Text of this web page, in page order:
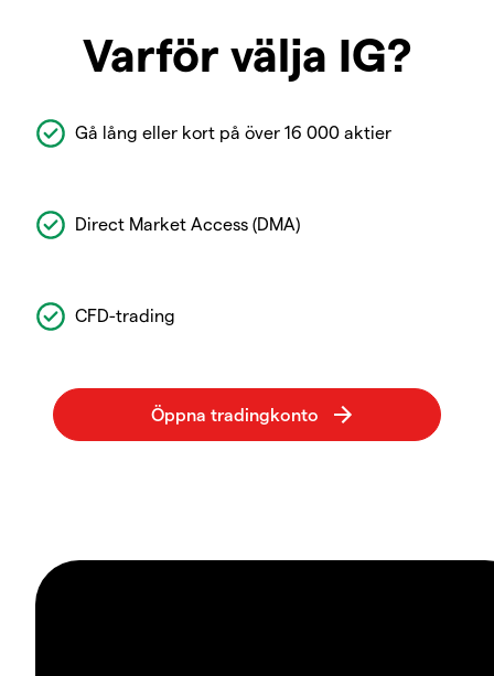
Varför välja IG?
Gå lång eller kort på över 16 000 aktier
Direct Market Access (DMA)
CFD-trading